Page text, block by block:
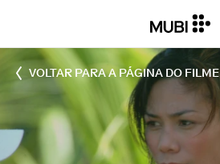
VOLTAR PARA A PÁGINA DO FILME